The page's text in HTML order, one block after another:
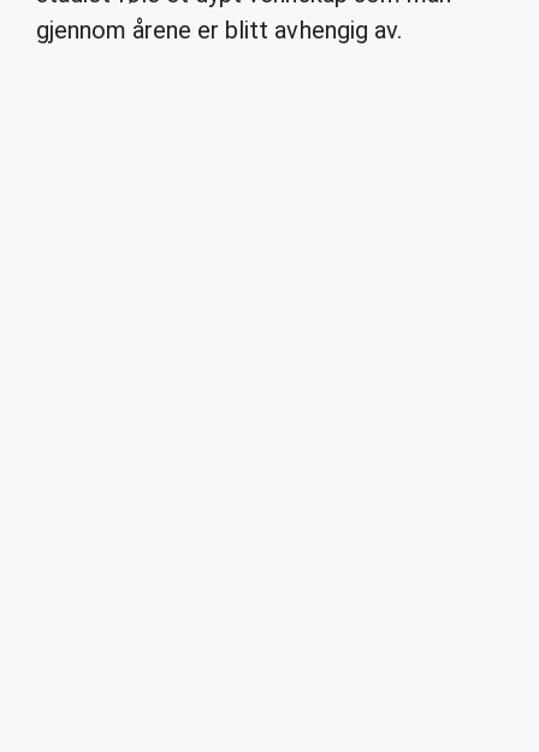
gjennom årene er blitt avhengig av.